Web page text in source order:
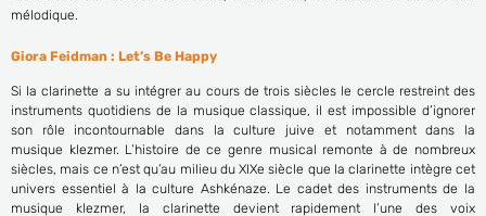
mélodique.
Giora Feidman : Let’s Be Happy
Si la clarinette a su intégrer au cours de trois siècles le cercle restreint des
instruments quotidiens de la musique classique, il est impossible d’ignorer
son rôle incontournable dans la culture juive et notamment dans la
musique klezmer. L’histoire de ce genre musical remonte à de nombreux
siècles, mais ce n’est qu’au milieu du XIXe siècle que la clarinette intègre cet
univers essentiel à la culture Ashkénaze. Le cadet des instruments de la
musique klezmer, la clarinette devient rapidement l’une des voix